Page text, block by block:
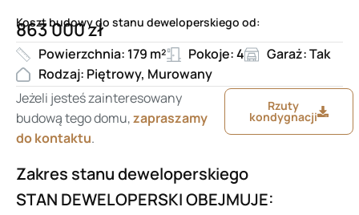
Koszt budowy do stanu deweloperskiego od:
863 000 zł
Powierzchnia: 179 m² Pokoje: 4
Garaż: Tak
Rodzaj: Piętrowy, Murowany
Jeżeli jesteś zainteresowany
budową tego domu,zapraszamy
do kontaktu.
Rzuty
kondygnacji
Zakres stanu deweloperskiego
STAN DEWELOPERSKI OBEJMUJE: